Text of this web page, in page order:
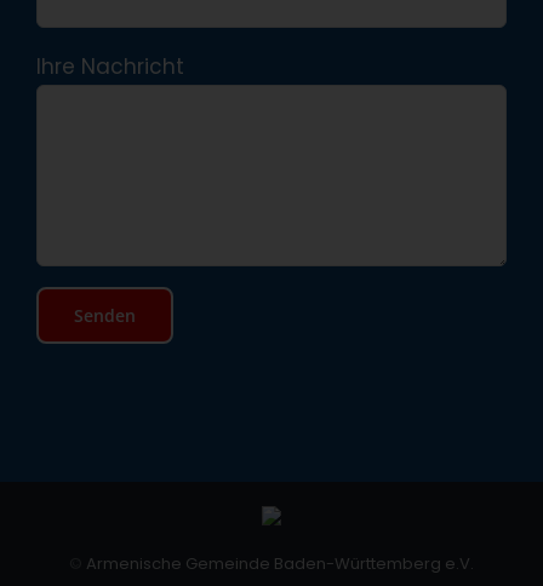
Ihre Nachricht
Armenische Gemeinde Baden-Württemberg e.V.